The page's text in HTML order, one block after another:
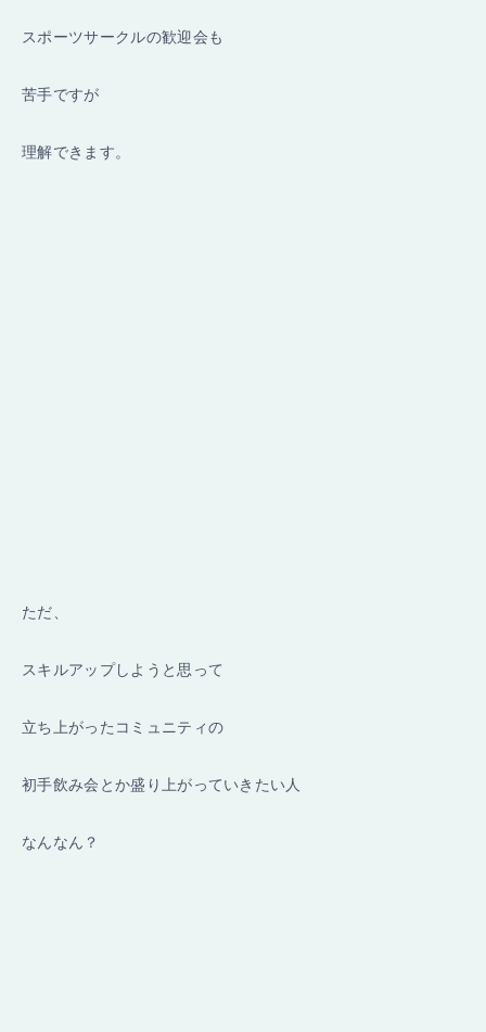
スポーツサークルの歓迎会も
苦手ですが
理解できます。
ただ、
スキルアップしようと思って
立ち上がったコミュニティの
初手飲み会とか盛り上がっていきたい人
なんなん？